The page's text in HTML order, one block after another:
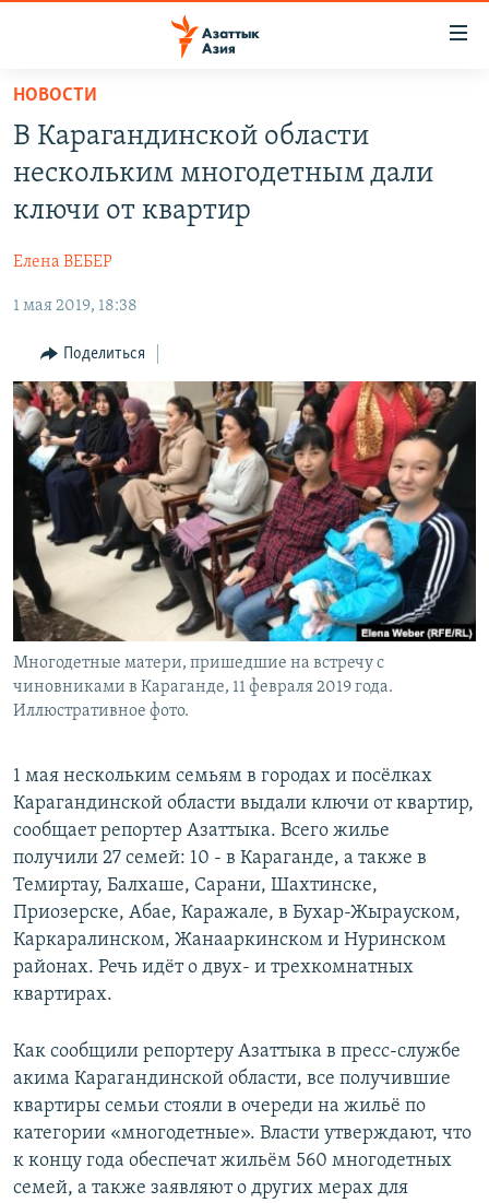
Вернуться
основному
содержанию
главной
Вернутся
поиску
КАЗАХСТАН
НОВОСТИ
КЫРГЫЗЧА
ЎЗБЕКЧА
ТОҶИКӢ
TÜRKMENÇE
Все сайты РСЕ/РС
НОВОСТИ
В Карагандинской области
нескольким многодетным дали
ключи от квартир
Елена ВЕБЕР
1 мая 2019, 18:38
Поделиться
Многодетные матери, пришедшие на встречу с
чиновниками в Караганде, 11 февраля 2019 года.
Иллюстративное фото.
1 мая нескольким семьям в городах и посёлках
Карагандинской области выдали ключи от квартир,
сообщает репортер Азаттыка. Всего жилье
получили 27 семей: 10 - в Караганде, а также в
Темиртау, Балхаше, Сарани, Шахтинске,
Приозерске, Абае, Каражале, в Бухар-Жырауском,
Каркаралинском, Жанааркинском и Нуринском
районах. Речь идёт о двух- и трехкомнатных
квартирах.
Как сообщили репортеру Азаттыка в пресс-службе
акима Карагандинской области, все получившие
квартиры семьи стояли в очереди на жильё по
категории «многодетные». Власти утверждают, что
к концу года обеспечат жильём 560 многодетных
семей, а также заявляют о других мерах для